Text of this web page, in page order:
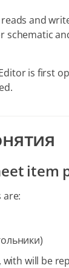
and
schematic
is first
item
are:
will be